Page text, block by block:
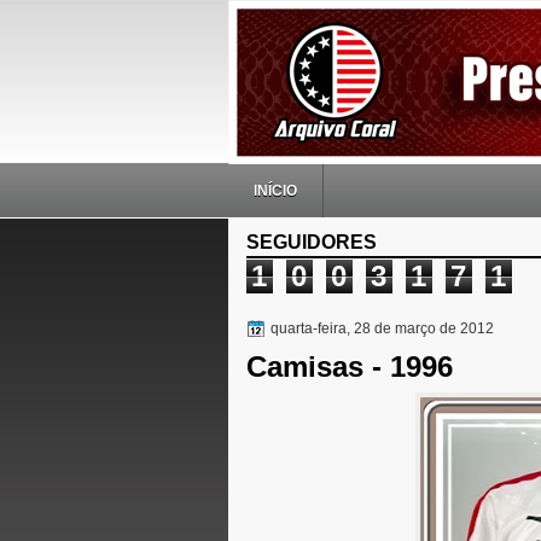
INÍCIO
SEGUIDORES
1 0 0 3 1 7 1
quarta-feira, 28 de março de 2012
Camisas - 1996